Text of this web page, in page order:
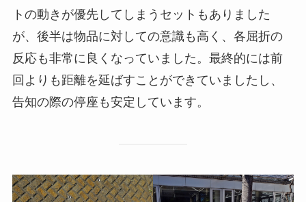
トの動きが優先してしまうセットもありました
が、後半は物品に対しての意識も高く、各屈折の
反応も非常に良くなっていました。最終的には前
回よりも距離を延ばすことができていましたし、
告知の際の停座も安定しています。